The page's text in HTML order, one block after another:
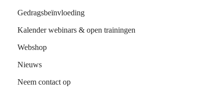
Gedragsbeïnvloeding
Kalender webinars & open trainingen
Webshop
Nieuws
Neem contact op